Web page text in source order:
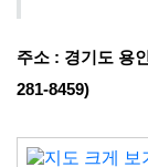
주소 : 경기도 용
281-8459)